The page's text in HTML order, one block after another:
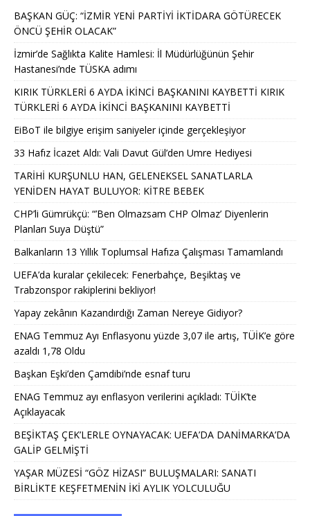
BAŞKAN GÜÇ: “İZMİR YENİ PARTİYİ İKTİDARA GÖTÜRECEK
ÖNCÜ ŞEHİR OLACAK”
İzmir’de Sağlıkta Kalite Hamlesi: İl Müdürlüğünün Şehir
Hastanesi’nde TÜSKA adımı
KIRIK TÜRKLERİ 6 AYDA İKİNCİ BAŞKANINI KAYBETTİ KIRIK
TÜRKLERİ 6 AYDA İKİNCİ BAŞKANINI KAYBETTİ
EiBoT ile bilgiye erişim saniyeler içinde gerçekleşiyor
33 Hafız İcazet Aldı: Vali Davut Gül’den Umre Hediyesi
TARİHİ KURŞUNLU HAN, GELENEKSEL SANATLARLA
YENİDEN HAYAT BULUYOR: KİTRE BEBEK
CHP’li Gümrükçü: “’Ben Olmazsam CHP Olmaz’ Diyenlerin
Planları Suya Düştü”
Balkanların 13 Yıllık Toplumsal Hafıza Çalışması Tamamlandı
UEFA’da kuralar çekilecek: Fenerbahçe, Beşiktaş ve
Trabzonspor rakiplerini bekliyor!
Yapay zekânın Kazandırdığı Zaman Nereye Gidiyor?
ENAG Temmuz Ayı Enflasyonu yüzde 3,07 ile artış, TÜİK’e göre
azaldı 1,78 Oldu
Başkan Eşki’den Çamdibi’nde esnaf turu
ENAG Temmuz ayı enflasyon verilerini açıkladı: TÜİK’te
Açıklayacak
BEŞİKTAŞ ÇEK’LERLE OYNAYACAK: UEFA’DA DANİMARKA’DA
GALİP GELMİŞTİ
YAŞAR MÜZESİ “GÖZ HİZASI” BULUŞMALARI: SANATI
BİRLİKTE KEŞFETMENİN İKİ AYLIK YOLCULUĞU